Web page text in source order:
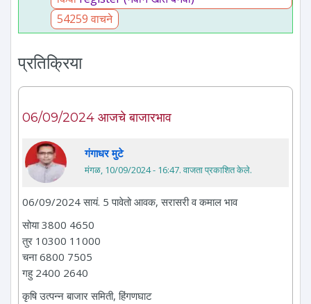
54259 वाचने
प्रतिक्रिया
06/09/2024 आजचे बाजारभाव
गंगाधर मुटे
मंगळ, 10/09/2024 - 16:47. वाजता प्रकाशित केले.
06/09/2024 सायं. 5 पावेतो आवक, सरासरी व कमाल भाव
सोया 3800 4650
तुर 10300 11000
चना 6800 7505
गहु 2400 2640
कृषि उत्पन्न बाजार समिती, हिंगणघाट